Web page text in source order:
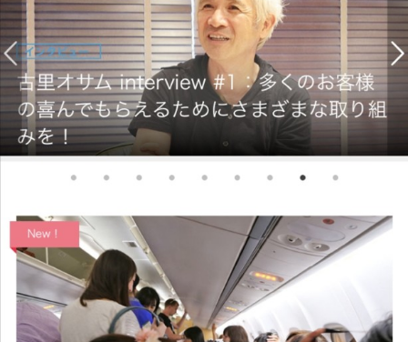
2026.07.13
の次世代モデル
2026.08.06
FEATURED
TAG LIST タグ一覧
AI B2B BeautyTech ChatGPT